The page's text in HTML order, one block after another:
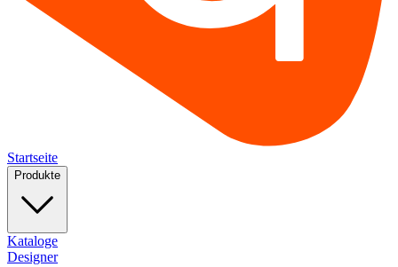
Startseite
Produkte
Kataloge
Designer